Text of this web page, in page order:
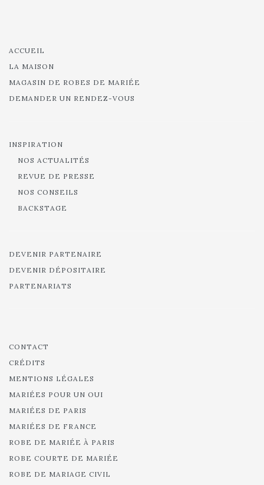
ACCUEIL
LA MAISON
MAGASIN DE ROBES DE MARIÉE
DEMANDER UN RENDEZ-VOUS
INSPIRATION
NOS ACTUALITÉS
REVUE DE PRESSE
NOS CONSEILS
BACKSTAGE
DEVENIR PARTENAIRE
DEVENIR DÉPOSITAIRE
PARTENARIATS
CONTACT
CRÉDITS
MENTIONS LÉGALES
MARIÉES POUR UN OUI
MARIÉES DE PARIS
MARIÉES DE FRANCE
ROBE DE MARIÉE À PARIS
ROBE COURTE DE MARIÉE
ROBE DE MARIAGE CIVIL